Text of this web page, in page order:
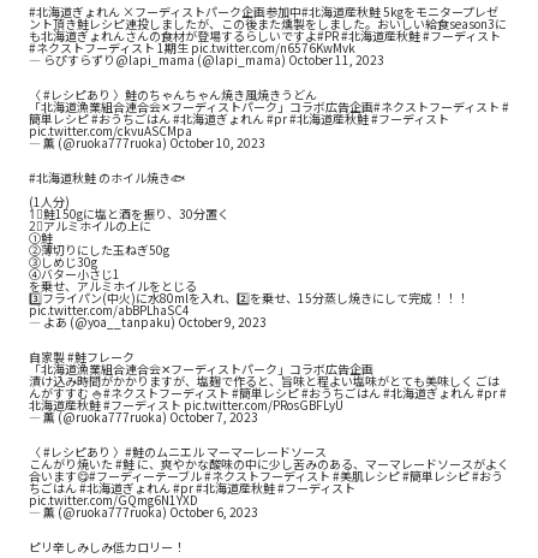
#北海道ぎょれん×フーディストパーク企画参加中#北海道産秋鮭5kgをモニタープレゼ
ント頂き鮭レシピ連投しましたが、この後また燻製をしました。おいしい給食season3に
も北海道ぎょれんさんの食材が登場するらしいですよ#PR#北海道産秋鮭#フーディスト
#ネクストフーディスト1期生pic.twitter.com/n6576KwMvk
— らぴすらずり@lapi_mama (@lapi_mama) October 11, 2023
〈#レシピあり 〉鮭のちゃんちゃん焼き風焼きうどん
「北海道漁業組合連合会✕フーディストパーク」コラボ広告企画#ネクストフーディスト #
簡単レシピ#おうちごはん#北海道ぎょれん#pr#北海道産秋鮭#フーディスト
pic.twitter.com/ckvuASCMpa
— 薫 (@ruoka777ruoka) October 10, 2023
#北海道秋鮭のホイル焼き🐟️
(1人分)
1⃣鮭150gに塩と酒を振り、30分置く
2⃣アルミホイルの上に
①鮭
②薄切りにした玉ねぎ50g
③しめじ30g
④バター小さじ1
を乗せ、アルミホイルをとじる
3️⃣フライパン(中火)に水80mlを入れ、2️⃣を乗せ、15分蒸し焼きにして完成！！！
pic.twitter.com/abBPLhaSC4
— よあ (@yoa__tanpaku) October 9, 2023
自家製#鮭フレーク
「北海道漁業組合連合会✕フーディストパーク」コラボ広告企画
漬け込み時間がかかりますが、塩麹で作ると、旨味と程よい塩味がとても美味しく ごは
んがすすむ 🍚#ネクストフーディスト #簡単レシピ#おうちごはん#北海道ぎょれん#pr#
北海道産秋鮭#フーディスト pic.twitter.com/PRosGBFLyU
— 薫 (@ruoka777ruoka) October 7, 2023
〈#レシピあり 〉 #鮭のムニエルマーマーレードソース
こんがり焼いた#鮭に、爽やかな酸味の中に少し苦みのある、マーマレードソースがよく
合います😋#フーディーテーブル#ネクストフーディスト #美肌レシピ#簡単レシピ#おう
ちごはん#北海道ぎょれん#pr#北海道産秋鮭#フーディスト
pic.twitter.com/GQmg6N1YXD
— 薫 (@ruoka777ruoka) October 6, 2023
ピリ辛しみしみ低カロリー！